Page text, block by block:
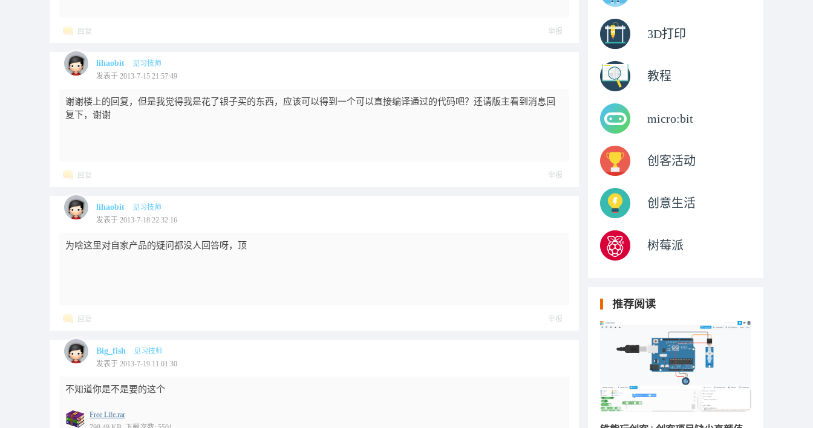
回复 举报
lihaobit
见习技师
发表于 2013-7-15 21:57:49
谢谢楼上的回复，但是我觉得我是花了银子买的东西，应该可以得到一个可以直接编译通过的代码吧？还请版主看到消息回
复下，谢谢
回复 举报
lihaobit
见习技师
发表于 2013-7-18 22:32:16
为啥这里对自家产品的疑问都没人回答呀，顶
回复 举报
Big_fish
见习技师
发表于 2013-7-19 11:01:30
不知道你是不是要的这个
Free Life.rar
3D打印
教程
micro:bit
创客活动
创意生活
树莓派
推荐阅读